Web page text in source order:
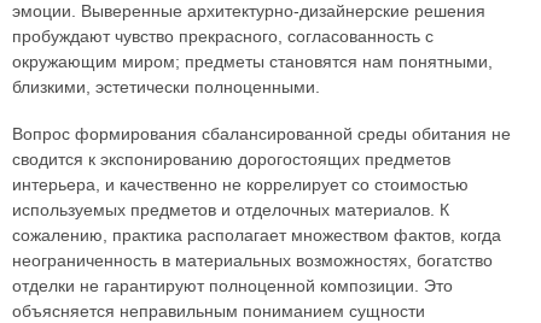
эмоции. Выверенные архитектурно-дизайнерские решения
пробуждают чувство прекрасного, согласованность с
окружающим миром; предметы становятся нам понятными,
близкими, эстетически полноценными.
Вопрос формирования сбалансированной среды обитания не
сводится к экспонированию дорогостоящих предметов
интерьера, и качественно не коррелирует со стоимостью
используемых предметов и отделочных материалов. К
сожалению, практика располагает множеством фактов, когда
неограниченность в материальных возможностях, богатство
отделки не гарантируют полноценной композиции. Это
объясняется неправильным пониманием сущности